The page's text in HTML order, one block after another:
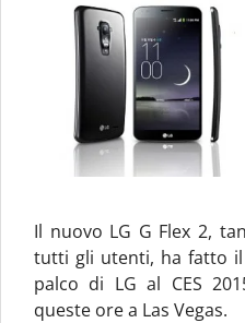
Il nuovo LG G Flex 2,
tutti gli utenti, ha fatto
palco di LG al CES
queste ore a Las Vegas.